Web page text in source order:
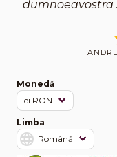
dumnoeavostra
Monedă
Limba